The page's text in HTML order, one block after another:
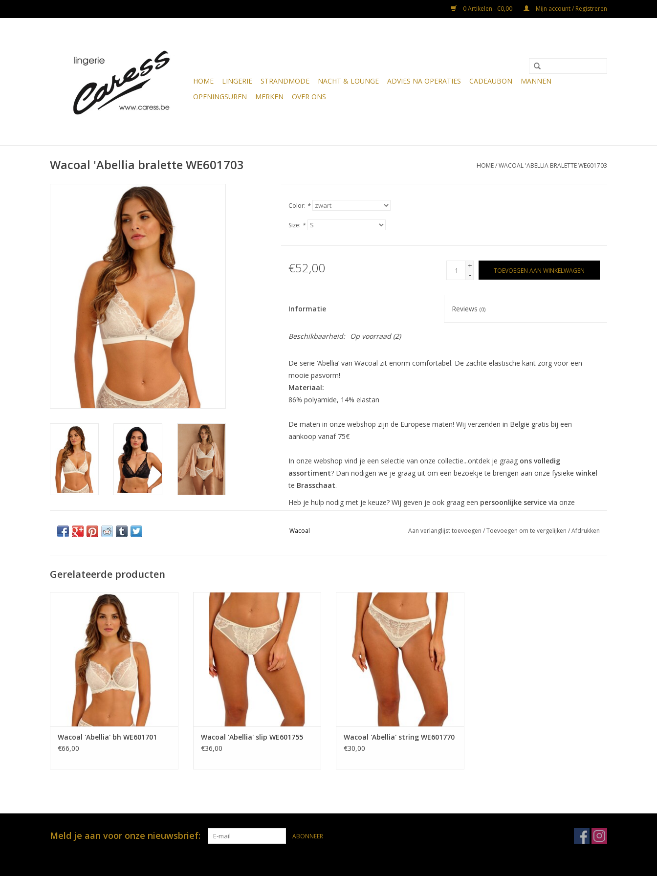
0 Artikelen - €0,00 Mijn account / Registreren
HOME LINGERIE STRANDMODE NACHT & LOUNGE ADVIES NA OPERATIES CADEAUBON
MANNEN
OPENINGSUREN
MERKEN OVER ONS
Wacoal 'Abellia bralette WE601703 HOME/WACOAL 'ABELLIA BRALETTE WE601703
Color: *
Size: *
€52,00
+
-
TOEVOEGEN AAN WINKELWAGEN
Informatie Reviews(0)
Beschikbaarheid: Op voorraad(2)
De serie ‘Abellia’ van Wacoal zit enorm comfortabel. De zachte elastische kant zorg voor een
mooie pasvorm!
Materiaal:
86% polyamide, 14% elastan
De maten in onze webshop zijn de Europese maten! Wij verzenden in België gratis bij een
aankoop vanaf 75€
In onze webshop vind je een selectie van onze collectie...ontdek je graag ons volledig
assortiment? Dan nodigen we je graag uit om een bezoekje te brengen aan onze fysieke winkel
te Brasschaat.
Heb je hulp nodig met je keuze? Wij geven je ook graag een persoonlijke servicevia onze
Lieve groeten,
Wacoal Aan verlanglijst toevoegen /Toevoegen om te vergelijken /Afdrukken
Gerelateerde producten
Bh met beugel
TOEVOEGEN AAN WINKELWAGEN
Wacoal 'Abellia' bh WE601701
€66,00
Wacoal 'Abellia' slip WE601755
€36,00
TOEVOEGEN AAN WINKELWAGEN
Wacoal 'Abellia' string WE601770
€30,00
Meld je aan voor onze nieuwsbrief: ABONNEER